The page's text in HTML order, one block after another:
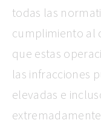
todas las
cumplimiento al
que estas
las infracciones
elevadas e